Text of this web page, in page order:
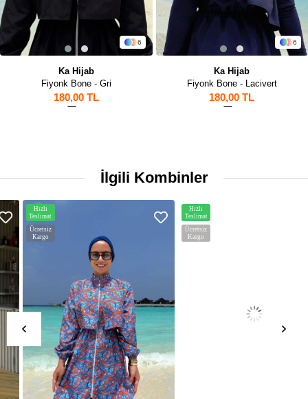
6
Ka Hijab
Fiyonk Bone - Lacivert
180,00 TL
12
Ka Hijab
Çıtçıtlı Bone - Saks Mavi
180,00 TL
İlgili Kombinler
Kargo
Teslimat
Teslimat